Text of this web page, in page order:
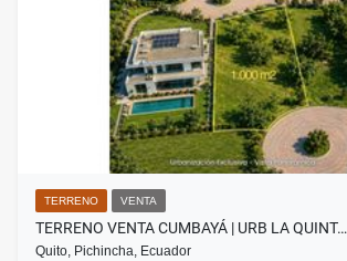
TERRENO VENTA
TERRENO VENTA CUMBAYÁ | URB LA QUINT…
Quito, Pichincha, Ecuador